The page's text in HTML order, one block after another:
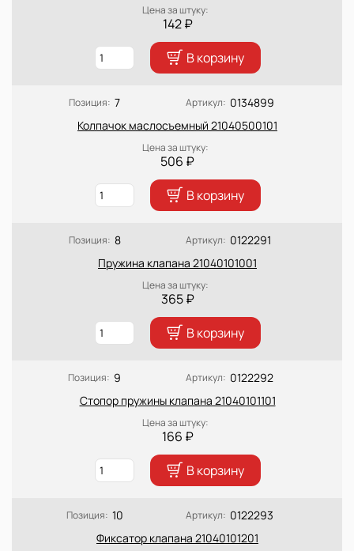
Цена за штуку:
142 ₽
В корзину
Позиция: 7 Артикул: 0134899
Колпачок маслосъемный 21040500101
Цена за штуку:
506 ₽
В корзину
Позиция: 8 Артикул: 0122291
Пружина клапана 21040101001
Цена за штуку:
365 ₽
В корзину
Позиция: 9 Артикул: 0122292
Стопор пружины клапана 21040101101
Цена за штуку:
166 ₽
В корзину
Позиция: 10 Артикул: 0122293
Фиксатор клапана 21040101201